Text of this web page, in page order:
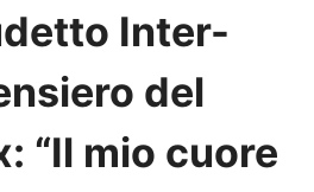
Inter-
del
“Il mio cuore